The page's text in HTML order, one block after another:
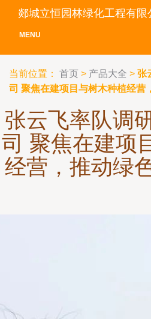
郯城立恒园林绿化工程有限
MENU
当前位置： 首页 > 产品大全 > 张
司 聚焦在建项目与树木种植经营
张云飞率队调
司 聚焦在建项
经营，推动绿